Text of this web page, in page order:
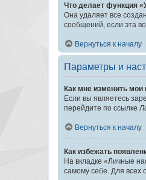
Что делает функция
Она удаляет все
сообщений, если эта
Вернуться к началу
Параметры и
Как мне изменить мои
Если вы являетесь
перейдите по ссылке
Вернуться к началу
Как избежать
На вкладке «Личные
самому себе. Для всех